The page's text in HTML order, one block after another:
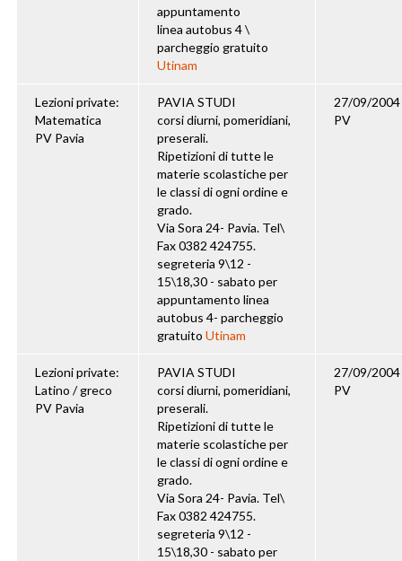
appuntamento
linea autobus 4 \
parcheggio gratuito
Utinam
Lezioni private:
Matematica
PV Pavia
PAVIA STUDI
corsi diurni, pomeridiani,
preserali.
Ripetizioni di tutte le
materie scolastiche per
le classi di ogni ordine e
grado.
Via Sora 24- Pavia. Tel\
Fax 0382 424755.
segreteria 9\12 -
15\18,30 - sabato per
appuntamento linea
autobus 4- parcheggio
gratuito Utinam
27/09/2004
PV
Lezioni private:
Latino / greco
PV Pavia
PAVIA STUDI
corsi diurni, pomeridiani,
preserali.
Ripetizioni di tutte le
materie scolastiche per
le classi di ogni ordine e
grado.
Via Sora 24- Pavia. Tel\
Fax 0382 424755.
segreteria 9\12 -
15\18,30 - sabato per
27/09/2004
PV